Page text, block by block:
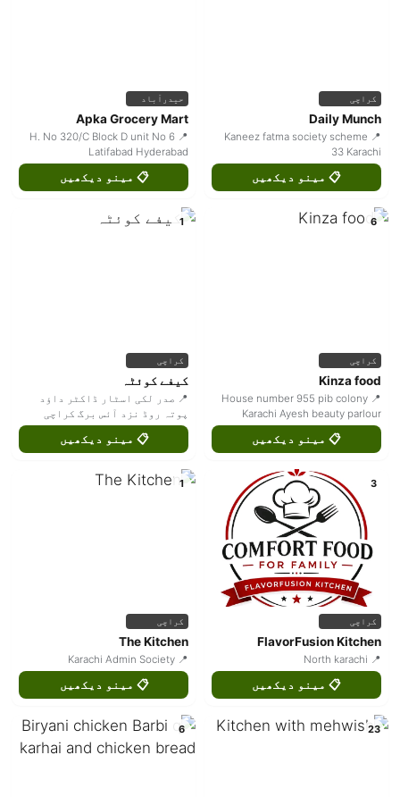
کراچی
Daily Munch
📍 Kaneez fatma society scheme
33 Karachi
📋 مینو دیکھیں
حیدرآباد
Apka Grocery Mart
📍 H. No 320/C Block D unit No 6
Latifabad Hyderabad
📋 مینو دیکھیں
6
کراچی
Kinza food
📍 House number 955 pib colony
Karachi Ayesh beauty parlour
📋 مینو دیکھیں
1
کراچی
کیفے کوئٹہ
📍 صدر لکی اسٹار ڈاکٹر داؤد
پوتہ روڈ نزد آئس برگ کراچی
📋 مینو دیکھیں
3
کراچی
FlavorFusion Kitchen
📍 North karachi
📋 مینو دیکھیں
1
کراچی
The Kitchen
📍 Karachi Admin Society
📋 مینو دیکھیں
23
6